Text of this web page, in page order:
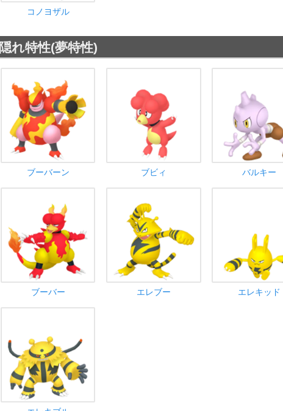
コノヨザル
隠れ特性(夢特性)
ブーバーン ブビィ バルキー
ブーバー エレブー エレキッド